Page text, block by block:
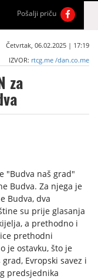
Pošalji priču
Četvrtak, 06.02.2025 | 17:19
IZVOR: rtcg.me /dan.co.me
za
"Budva naš grad"
Budva. Za njega je
Budva, dva
su prije glasanja
a prethodno i
prethodni
je ostavku, što je
Evropski savez i
predsjednika